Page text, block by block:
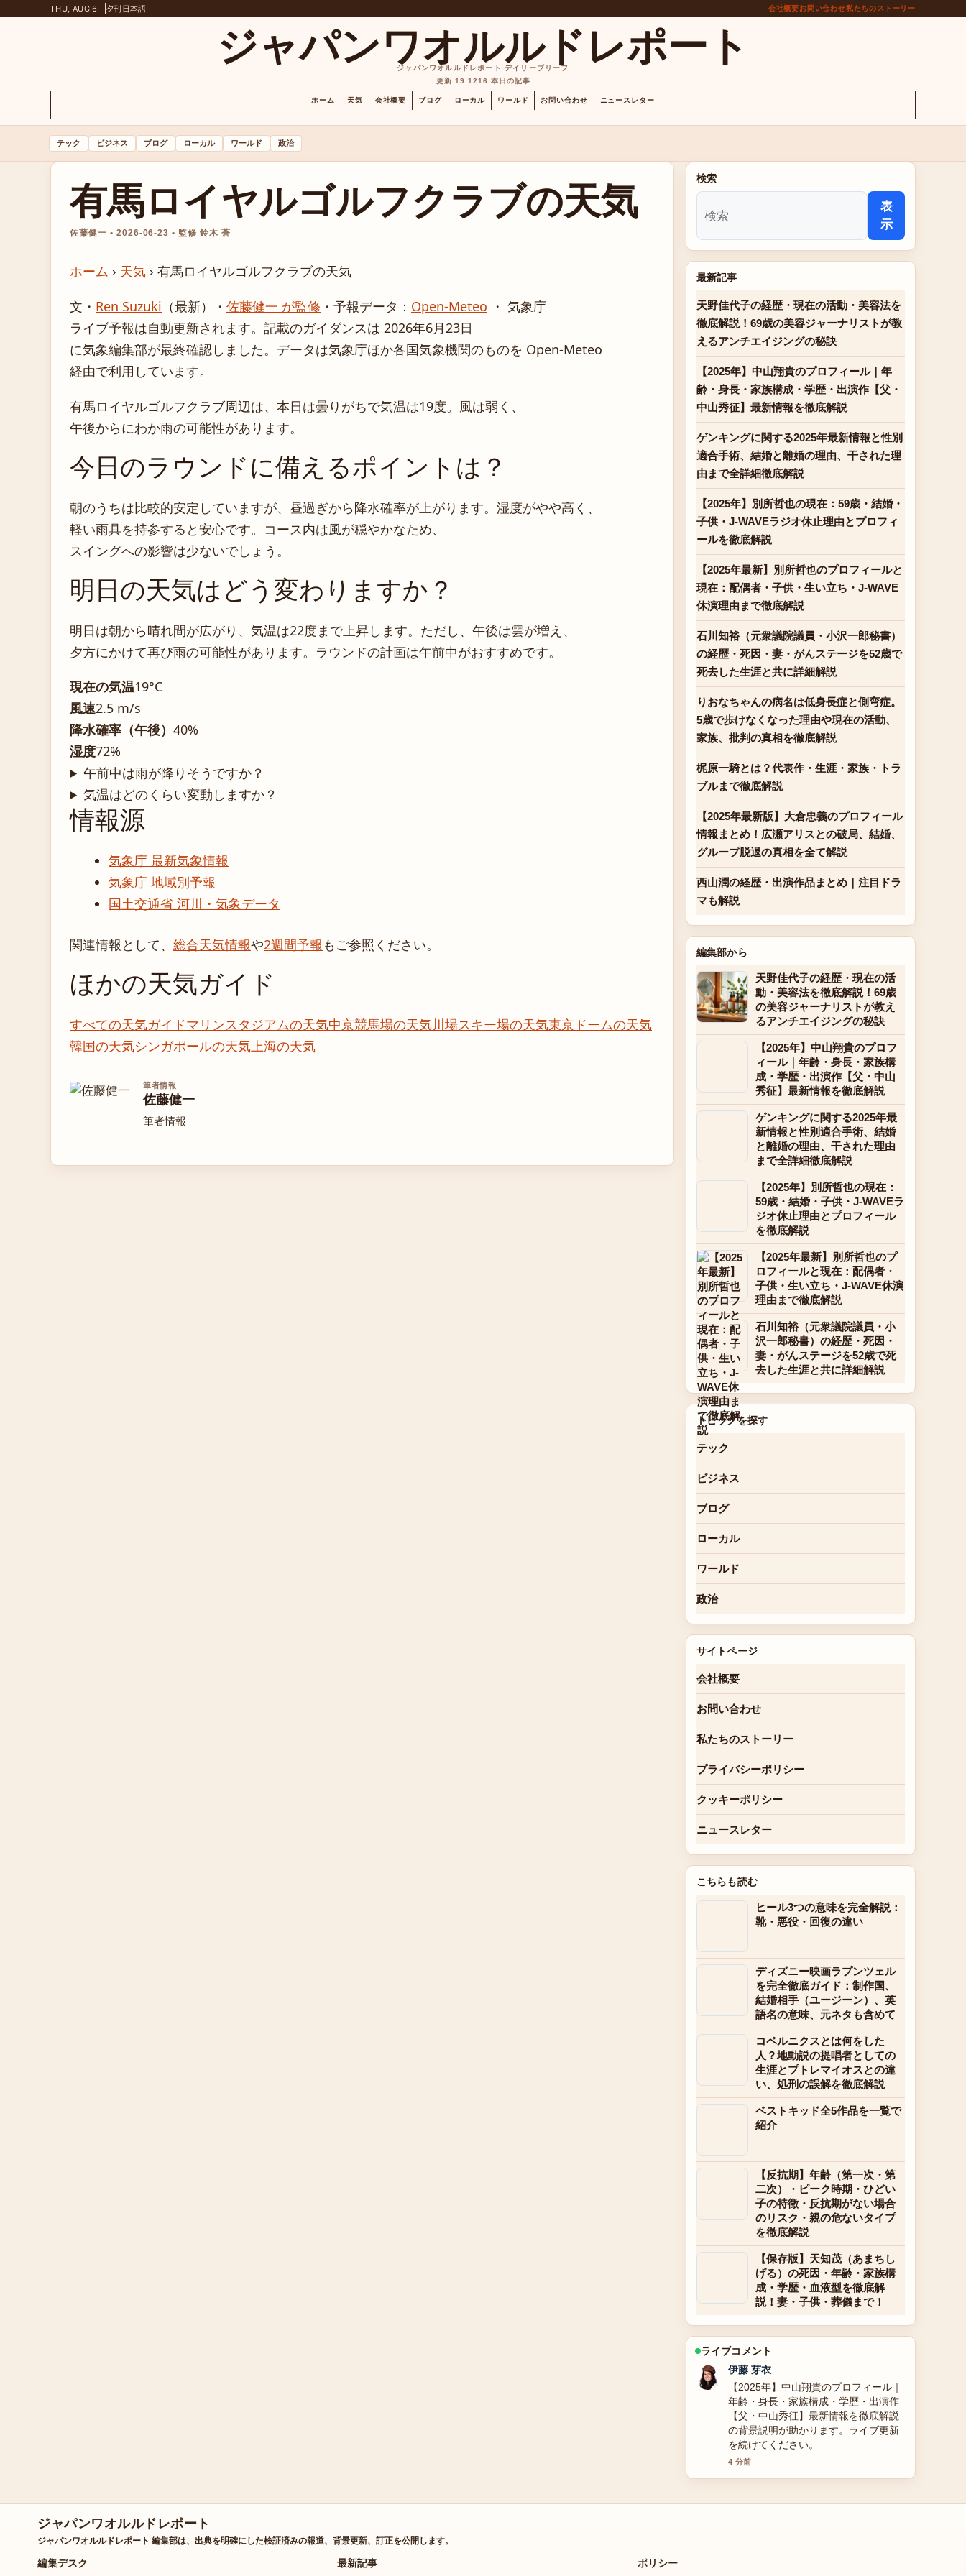
THU, AUG 6 夕刊 日本語 会社概要お問い合わせ私たちのストーリー
ジャパンワオルルドレポート
ジャパンワオルルドレポート デイリーブリーフ
更新 19:1216 本日の記事
ホーム 天気 会社概要 ブログ ローカル ワールド お問い合わせ ニュースレター
テック ビジネス ブログ ローカル ワールド 政治
有馬ロイヤルゴルフクラブの天気
佐藤健一 • 2026-06-23 • 監修 鈴木 蒼
ホーム › 天気 › 有馬ロイヤルゴルフクラブの天気
文・ Ren Suzuki （最新） ・ 佐藤健一 が監修 ・ 予報データ： Open-Meteo ・ 気象庁
ライブ予報は自動更新されます。記載のガイダンスは 2026年6月23日
に気象編集部が最終確認しました。データは気象庁ほか各国気象機関のものを Open-Meteo
経由で利用しています。
有馬ロイヤルゴルフクラブ周辺は、本日は曇りがちで気温は19度。風は弱く、
午後からにわか雨の可能性があります。
今日のラウンドに備えるポイントは？
朝のうちは比較的安定していますが、昼過ぎから降水確率が上がります。湿度がやや高く、
軽い雨具を持参すると安心です。コース内は風が穏やかなため、
スイングへの影響は少ないでしょう。
明日の天気はどう変わりますか？
明日は朝から晴れ間が広がり、気温は22度まで上昇します。ただし、午後は雲が増え、
夕方にかけて再び雨の可能性があります。ラウンドの計画は午前中がおすすめです。
現在の気温19°C
風速2.5 m/s
降水確率（午後） 40%
湿度72%
午前中は雨が降りそうですか？
気温はどのくらい変動しますか？
情報源
気象庁 最新気象情報
気象庁 地域別予報
国土交通省 河川・気象データ
関連情報として、 総合天気情報や2週間予報 もご参照ください。
ほかの天気ガイド
すべての天気ガイドマリンスタジアムの天気中京競馬場の天気川場スキー場の天気東京ドームの天気
韓国の天気シンガポールの天気上海の天気
筆者情報
佐藤健一
筆者情報
検索
表
示
最新記事
天野佳代子の経歴・現在の活動・美容法を
徹底解説！69歳の美容ジャーナリストが教
えるアンチエイジングの秘訣
【2025年】中山翔貴のプロフィール｜年
齢・身長・家族構成・学歴・出演作【父・
中山秀征】最新情報を徹底解説
ゲンキングに関する2025年最新情報と性別
適合手術、結婚と離婚の理由、干された理
由まで全詳細徹底解説
【2025年】別所哲也の現在：59歳・結婚・
子供・J-WAVEラジオ休止理由とプロフィ
ールを徹底解説
【2025年最新】別所哲也のプロフィールと
現在：配偶者・子供・生い立ち・J-WAVE
休演理由まで徹底解説
石川知裕（元衆議院議員・小沢一郎秘書）
の経歴・死因・妻・がんステージを52歳で
死去した生涯と共に詳細解説
りおなちゃんの病名は低身長症と側弯症。
5歳で歩けなくなった理由や現在の活動、
家族、批判の真相を徹底解説
梶原一騎とは？代表作・生涯・家族・トラ
ブルまで徹底解説
【2025年最新版】大倉忠義のプロフィール
情報まとめ！広瀬アリスとの破局、結婚、
グループ脱退の真相を全て解説
西山潤の経歴・出演作品まとめ｜注目ドラ
マも解説
編集部から
天野佳代子の経歴・現在の活
動・美容法を徹底解説！69歳
の美容ジャーナリストが教え
るアンチエイジングの秘訣
【2025年】中山翔貴のプロフ
ィール｜年齢・身長・家族構
成・学歴・出演作【父・中山
秀征】最新情報を徹底解説
ゲンキングに関する2025年最
新情報と性別適合手術、結婚
と離婚の理由、干された理由
まで全詳細徹底解説
【2025年】別所哲也の現在：
59歳・結婚・子供・J-WAVEラ
ジオ休止理由とプロフィール
を徹底解説
【2025年最新】別所哲也のプ
ロフィールと現在：配偶者・
子供・生い立ち・J-WAVE休演
理由まで徹底解説
石川知裕（元衆議院議員・小
沢一郎秘書）の経歴・死因・
妻・がんステージを52歳で死
去した生涯と共に詳細解説
トピックを探す
テック
ビジネス
ブログ
ローカル
ワールド
政治
サイトページ
会社概要
お問い合わせ
私たちのストーリー
プライバシーポリシー
クッキーポリシー
ニュースレター
こちらも読む
ヒール3つの意味を完全解説：
靴・悪役・回復の違い
ディズニー映画ラプンツェル
を完全徹底ガイド：制作国、
結婚相手（ユージーン）、英
語名の意味、元ネタも含めて
コペルニクスとは何をした
人？地動説の提唱者としての
生涯とプトレマイオスとの違
い、処刑の誤解を徹底解説
ベストキッド全5作品を一覧で
紹介
【反抗期】年齢（第一次・第
二次）・ピーク時期・ひどい
子の特徴・反抗期がない場合
のリスク・親の危ないタイプ
を徹底解説
【保存版】天知茂（あまちし
げる）の死因・年齢・家族構
成・学歴・血液型を徹底解
説！妻・子供・葬儀まで！
ライブコメント
鈴木 蒼
ゲンキングに関する2025年最新情報と
性別適合手術、結婚と離婚の理由、干
された理由まで全詳細徹底解説 の報道
は丁寧で、流れを追いやすいです。
6 分前
ジャパンワオルルドレポート 編集部は、出典を明確にした検証済みの報道、背景更新、訂正を公開します。
編集デスク
夕刊 継続更新の編集サイクル
最新記事
最新の編集デスク更新へ素早くアクセス。 運営情報、ポリシー、読者向け連絡先。